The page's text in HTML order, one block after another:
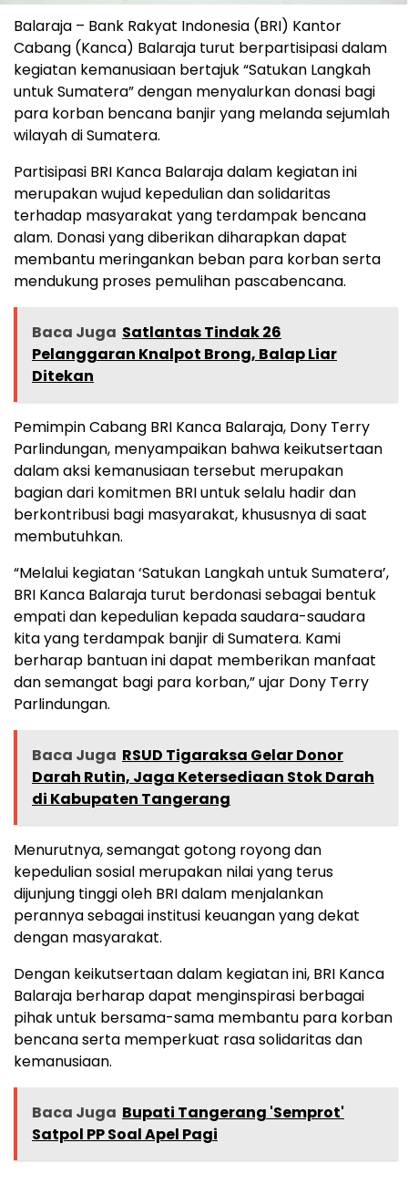
Balaraja – Bank Rakyat Indonesia (BRI) Kantor
Cabang (Kanca) Balaraja turut berpartisipasi dalam
kegiatan kemanusiaan bertajuk “Satukan Langkah
untuk Sumatera” dengan menyalurkan donasi bagi
para korban bencana banjir yang melanda sejumlah
wilayah di Sumatera.
Partisipasi BRI Kanca Balaraja dalam kegiatan ini
merupakan wujud kepedulian dan solidaritas
terhadap masyarakat yang terdampak bencana
alam. Donasi yang diberikan diharapkan dapat
membantu meringankan beban para korban serta
mendukung proses pemulihan pascabencana.
Baca Juga Satlantas Tindak 26
Pelanggaran Knalpot Brong, Balap Liar
Ditekan
Pemimpin Cabang BRI Kanca Balaraja, Dony Terry
Parlindungan, menyampaikan bahwa keikutsertaan
dalam aksi kemanusiaan tersebut merupakan
bagian dari komitmen BRI untuk selalu hadir dan
berkontribusi bagi masyarakat, khususnya di saat
membutuhkan.
“Melalui kegiatan ‘Satukan Langkah untuk Sumatera’,
BRI Kanca Balaraja turut berdonasi sebagai bentuk
empati dan kepedulian kepada saudara-saudara
kita yang terdampak banjir di Sumatera. Kami
berharap bantuan ini dapat memberikan manfaat
dan semangat bagi para korban,” ujar Dony Terry
Parlindungan.
Baca Juga RSUD Tigaraksa Gelar Donor
Darah Rutin, Jaga Ketersediaan Stok Darah
di Kabupaten Tangerang
Menurutnya, semangat gotong royong dan
kepedulian sosial merupakan nilai yang terus
dijunjung tinggi oleh BRI dalam menjalankan
perannya sebagai institusi keuangan yang dekat
dengan masyarakat.
Dengan keikutsertaan dalam kegiatan ini, BRI Kanca
Balaraja berharap dapat menginspirasi berbagai
pihak untuk bersama-sama membantu para korban
bencana serta memperkuat rasa solidaritas dan
kemanusiaan.
Baca Juga Bupati Tangerang 'Semprot'
Satpol PP Soal Apel Pagi